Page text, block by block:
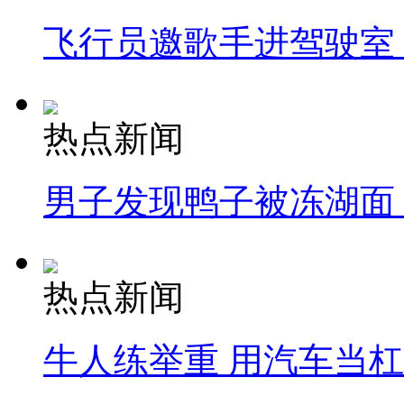
飞行员邀歌手进驾驶
热点新闻
男子发现鸭子被冻湖
热点新闻
牛人练举重 用汽车当